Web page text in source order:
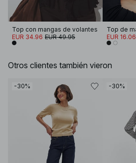
Top con mangas de volantes
EUR 34.96 EUR 49.95
EUR 16.06
Otros clientes también vieron
-30% -30%